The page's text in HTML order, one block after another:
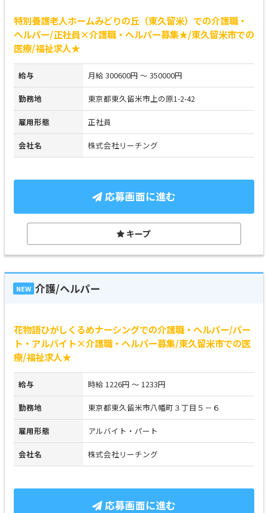
特別養護老人ホームみどりの丘（東久留米）での介護職・
ヘルパー/正社員×介護職・ヘルパー募集★/東久留米市での
医療/福祉求人★
給与 月給 300600円 ～ 350000円
勤務地 東京都東久留米市上の原1-2-42
雇用形態 正社員
会社名 株式会社リーチング
応募画面に進む
キープ
NEW 介護/ヘルパー
花物語ひがしくるめナーシングでの介護職・ヘルパー/パー
ト・アルバイト×介護職・ヘルパー募集/東久留米市での医
療/福祉求人★
給与 時給 1226円 ～ 1233円
勤務地 東京都東久留米市八幡町３丁目５－６
雇用形態 アルバイト・パート
会社名 株式会社リーチング
応募画面に進む